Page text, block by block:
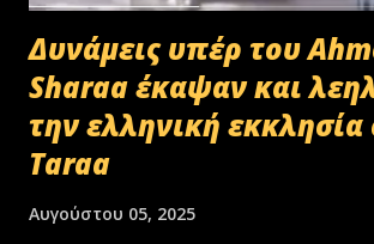
Δυνάμεις υπέρ του
Sharaa έκαψαν και
την ελληνική εκκλησία
Taraa
Αυγούστου 05, 2025